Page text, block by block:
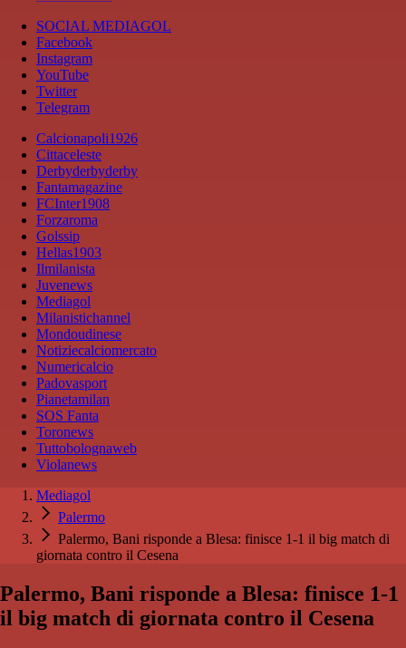
SOCIAL MEDIAGOL
Facebook
Instagram
YouTube
Twitter
Telegram
Calcionapoli1926
Cittaceleste
Derbyderbyderby
Fantamagazine
FCInter1908
Forzaroma
Golssip
Hellas1903
Ilmilanista
Juvenews
Mediagol
Milanistichannel
Mondoudinese
Notiziecalciomercato
Numericalcio
Padovasport
Pianetamilan
SOS Fanta
Toronews
Tuttobolognaweb
Violanews
Mediagol
Palermo
Palermo, Bani risponde a Blesa: finisce 1-1 il big match di
giornata contro il Cesena
Palermo, Bani risponde a Blesa: finisce 1-1
il big match di giornata contro il Cesena